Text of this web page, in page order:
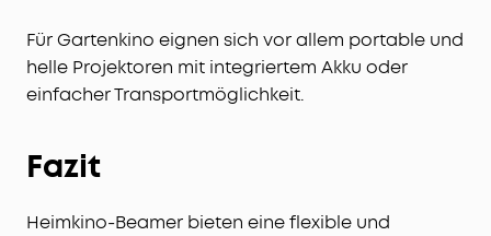
Für Gartenkino eignen sich vor allem portable und
helle Projektoren mit integriertem Akku oder
einfacher Transportmöglichkeit.
Fazit
Heimkino-Beamer bieten eine flexible und